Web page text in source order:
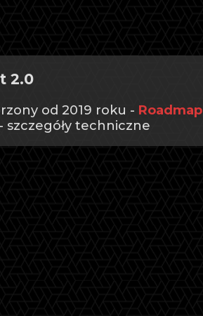
2.0
od 2019 roku - Roadmap
- szczegóły techniczne